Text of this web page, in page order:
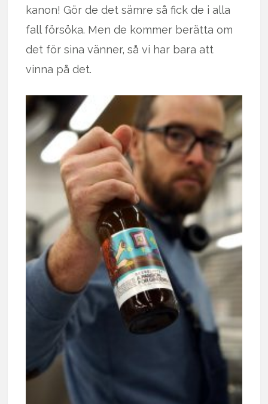
kanon! Gör de det sämre så fick de i alla
fall försöka. Men de kommer berätta om
det för sina vänner, så vi har bara att
vinna på det.